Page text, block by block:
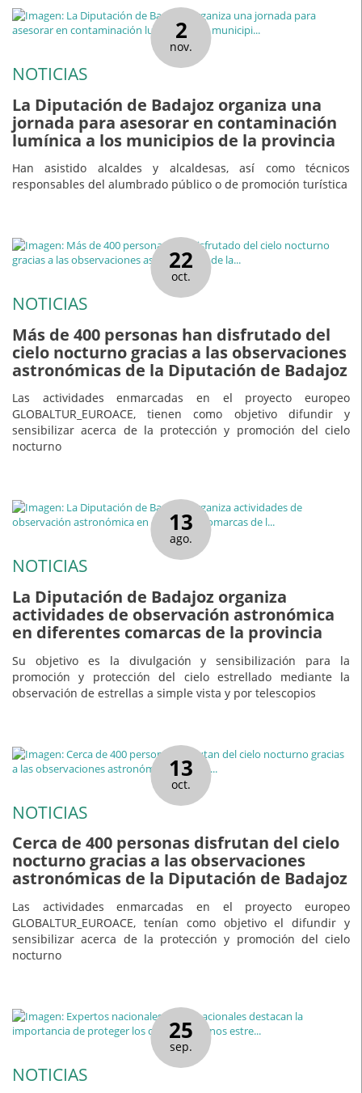
2
nov.
NOTICIAS
La Diputación de Badajoz organiza una
jornada para asesorar en contaminación
lumínica a los municipios de la provincia
Han asistido alcaldes y alcaldesas, así como técnicos
responsables del alumbrado público o de promoción turística
22
oct.
NOTICIAS
Más de 400 personas han disfrutado del
cielo nocturno gracias a las observaciones
astronómicas de la Diputación de Badajoz
Las actividades enmarcadas en el proyecto europeo
GLOBALTUR_EUROACE, tienen como objetivo difundir y
sensibilizar acerca de la protección y promoción del cielo
nocturno
13
ago.
NOTICIAS
La Diputación de Badajoz organiza
actividades de observación astronómica
en diferentes comarcas de la provincia
Su objetivo es la divulgación y sensibilización para la
promoción y protección del cielo estrellado mediante la
observación de estrellas a simple vista y por telescopios
13
oct.
NOTICIAS
Cerca de 400 personas disfrutan del cielo
nocturno gracias a las observaciones
astronómicas de la Diputación de Badajoz
Las actividades enmarcadas en el proyecto europeo
GLOBALTUR_EUROACE, tenían como objetivo el difundir y
sensibilizar acerca de la protección y promoción del cielo
nocturno
25
sep.
NOTICIAS